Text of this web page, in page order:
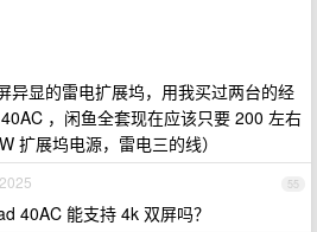
异显的雷电扩展坞，用我买过两台的经
，闲鱼全套现在应该只要 200 左右
扩展坞电源，雷电三的线）
55
40AC 能支持 4k 双屏吗？